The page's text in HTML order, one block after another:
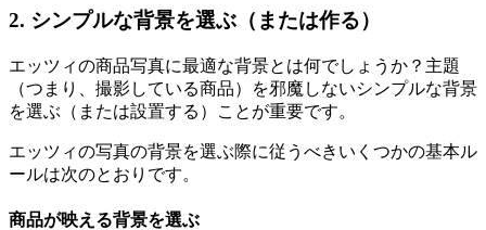
2. シンプルな背景を選ぶ（または作る）
エッツィの商品写真に最適な背景とは何でしょうか？主題
（つまり、撮影している商品）を邪魔しないシンプルな背景
を選ぶ（または設置する）ことが重要です。
エッツィの写真の背景を選ぶ際に従うべきいくつかの基本ル
ールは次のとおりです。
商品が映える背景を選ぶ